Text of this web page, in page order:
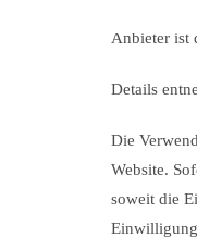
Anbieter ist
Details
Die
Website.
soweit die